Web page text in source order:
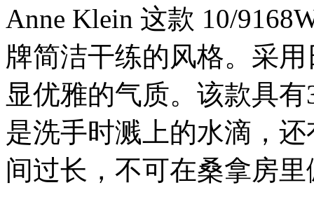
Anne Klein 这款 10/
牌简洁干练的风格。采
显优雅的气质。该款具
是洗手时溅上的水滴，
间过长，不可在桑拿房